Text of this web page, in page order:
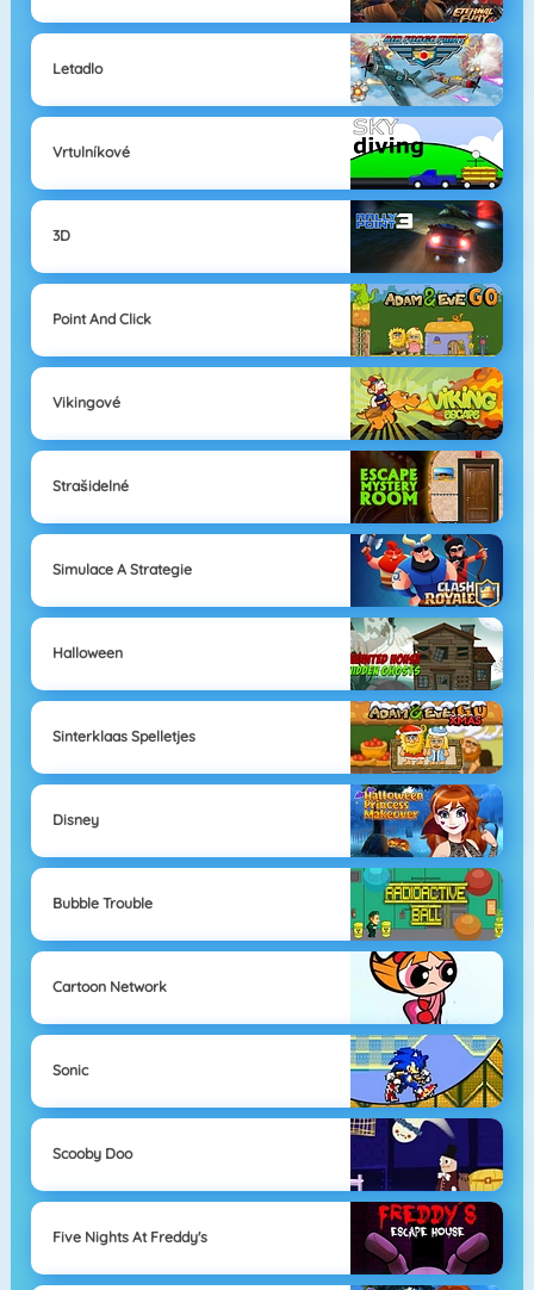
Letadlo
Vrtulníkové
3D
Point And Click
Vikingové
Strašidelné
Simulace A Strategie
Halloween
Sinterklaas Spelletjes
Disney
Bubble Trouble
Cartoon Network
Sonic
Scooby Doo
Five Nights At Freddy's